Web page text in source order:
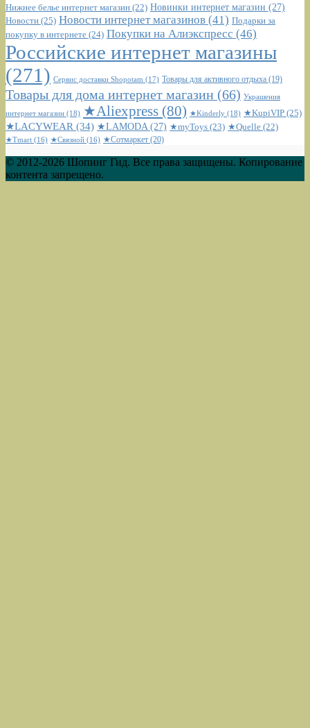
Нижнее белье интернет магазин (22) Новинки интернет магазин (27)
Новости (25) Новости интернет магазинов (41) Подарки за
покупку в интернете (24) Покупки на Алиэкспресс (46)
Российские интернет магазины
(271) Сервис доставки Shopotam (17) Товары для активного отдыха (19)
Товары для дома интернет магазин (66) Украшения
интернет магазин (18) ★Aliexpress (80) ★Kinderly (18) ★KupiVIP (25)
★LACYWEAR (34) ★LAMODA(27) ★myToys (23) ★Quelle (22)
★Tmart (16) ★Связной (16) ★Сотмаркет (20)
© 2012-2026 Шопинг Гид. Все права защищены. Копирование
контента запрещено.